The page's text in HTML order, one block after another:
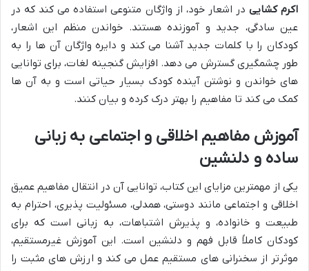
اکرم کشایی در اشعار خود، از واژگان متنوعی استفاده می کند که در
عین سادگی، جدید و آموزنده هستند. خواندن منظم این اشعار،
کودکان را با کلمات جدید آشنا می کند و دایره واژگان آن ها را به
طور چشمگیری گسترش می دهد. افزایش گنجینه لغات، برای توانایی
های خواندن و نوشتن آینده کودک بسیار حیاتی است و به آن ها
کمک می کند تا مفاهیم را بهتر درک کرده و بیان کنند.
آموزش مفاهیم اخلاقی و اجتماعی به زبانی
ساده و دلنشین
یکی از مهمترین مزایای این کتاب، توانایی آن در انتقال مفاهیم عمیق
اخلاقی و اجتماعی مانند دوستی، همدلی، مسئولیت پذیری، احترام به
طبیعت و خانواده، و پذیرش اشتباهات، به زبانی است که برای
کودکان کاملاً قابل فهم و دلنشین است. این آموزش غیرمستقیم،
موثرتر از سخنرانی های مستقیم عمل می کند و ارزش های مثبت را